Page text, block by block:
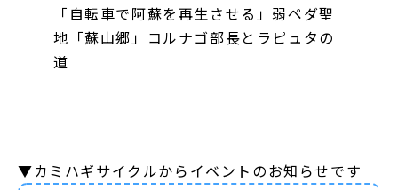
「自転車で阿蘇を再生させる」弱ペダ聖
地「蘇山郷」コルナゴ部長とラピュタの
道
▼カミハギサイクルからイベントのお知らせです